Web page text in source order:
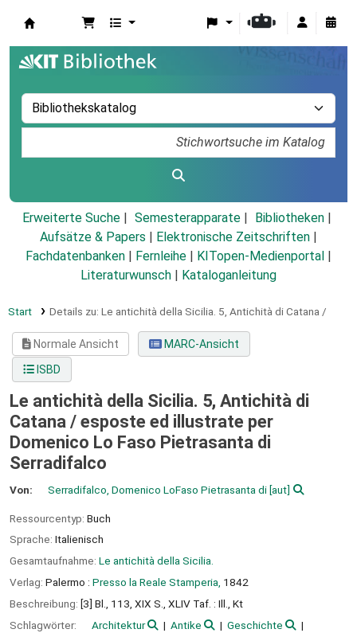
Erweiterte Suche Semesterapparate
Bibliotheken
Aufsätze & Papers
Elektronische Zeitschriften
Fachdatenbanken
Fernleihe KITopen-Medienportal
Literaturwunsch
Kataloganleitung
Start Details zu: Le antichità della Sicilia. 5, Antichità di Catana /
Normale Ansicht
MARC-Ansicht
ISBD
Le antichità della Sicilia. 5, Antichità di
Catana / esposte ed illustrate per
Domenico Lo Faso Pietrasanta di
Serradifalco
Von: Serradifalco, Domenico LoFaso Pietrasanta di[aut]
Ressourcentyp: Buch
Sprache: Italienisch
Gesamtaufnahme: Le antichità della Sicilia.
Verlag: Palermo : Presso la Reale Stamperia, 1842
Beschreibung: [3] Bl., 113, XIX S., XLIV Taf. : Ill., Kt
Schlagwörter:
Architektur Antike
Geschichte